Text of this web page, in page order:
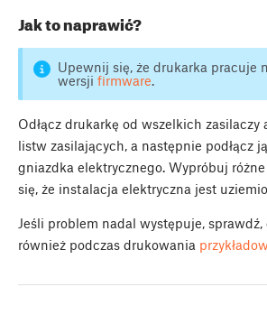
Jak to naprawić?
Upewnij się, że drukarka pracuje
wersji firmware.
Odłącz drukarkę od wszelkich zasilaczy
listw zasilających, a następnie podłącz
gniazdka elektrycznego. Wypróbuj
się, że instalacja elektryczna jest
Jeśli problem nadal występuje,
również podczas drukowania